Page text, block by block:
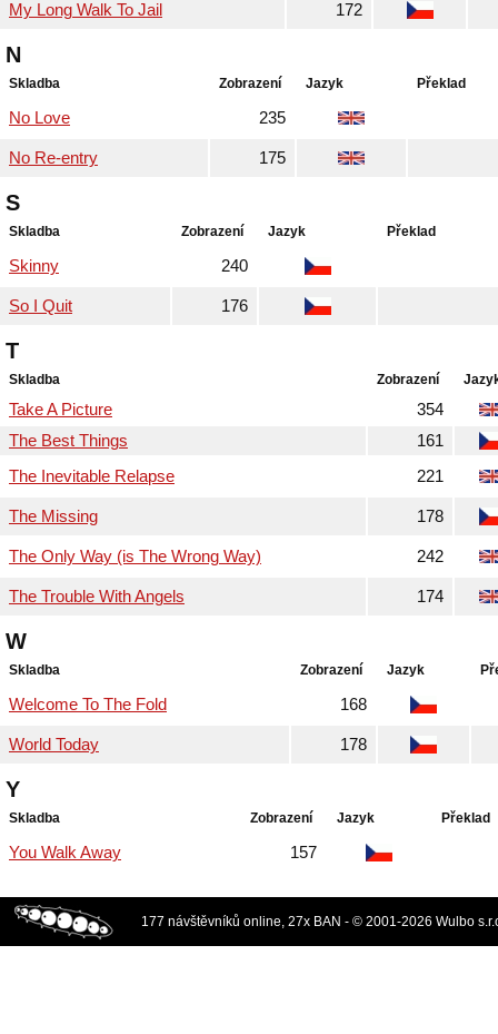
My Long Walk To Jail 172
N
Skladba Zobrazení Jazyk Překlad
No Love 235
No Re-entry 175
S
Skladba Zobrazení Jazyk Překlad
Skinny 240
So I Quit 176
T
Skladba Zobrazení
Take A Picture
354
The Best Things
161
The Inevitable Relapse
221
The Missing 178
The Only Way (is The Wrong Way) 242
The Trouble With Angels 174
W
Skladba Zobrazení Jazyk
Welcome To The Fold 168
World Today 178
Y
Skladba Zobrazení Jazyk Překlad
You Walk Away 157
177 návštěvníků online, 27x BAN - © 2001-2026 Wulbo